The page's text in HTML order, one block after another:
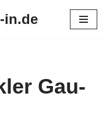
in.de
Gau-